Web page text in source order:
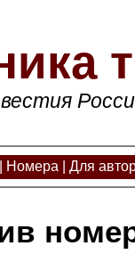
Номера Для